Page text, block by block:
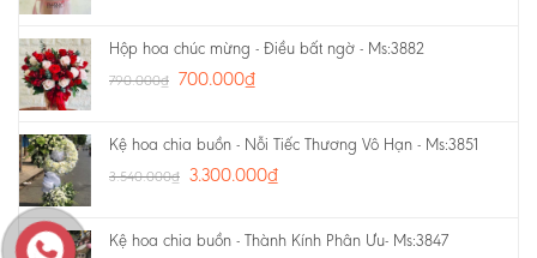
Hộp hoa chúc mừng - Điều bất ngờ - Ms:3882
790.000₫ 700.000₫
Kệ hoa chia buồn - Nỗi Tiếc Thương Vô Hạn - Ms:3851
3.540.000₫ 3.300.000₫
Kệ hoa chia buồn - Thành Kính Phân Ưu- Ms:3847